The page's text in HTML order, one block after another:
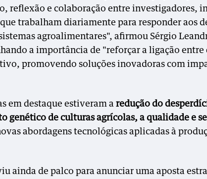
reflexão e colaboração entre investigadores,
trabalham diariamente para responder aos
agroalimentares", afirmou Sérgio
a importância de "reforçar a ligação
promovendo soluções inovadoras com
em destaque estiveram aredução do
genético de culturas agrícolas, a qualidade e
abordagens tecnológicas aplicadas à
ainda de palco para anunciar uma aposta